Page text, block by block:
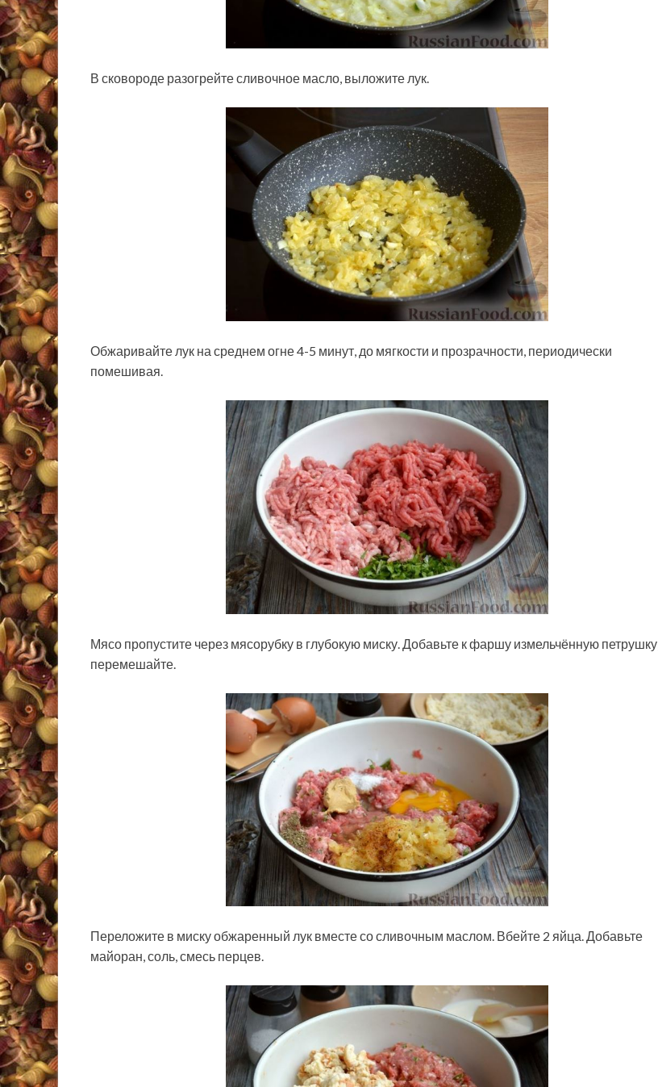
В сковороде разогрейте сливочное масло, выложите лук.
Обжаривайте лук на среднем огне 4-5 минут, до мягкости и прозрачности, периодически
помешивая.
Мясо пропустите через мясорубку в глубокую миску. Добавьте к фаршу измельчённую петрушку,
перемешайте.
Переложите в миску обжаренный лук вместе со сливочным маслом. Вбейте 2 яйца. Добавьте
майоран, соль, смесь перцев.